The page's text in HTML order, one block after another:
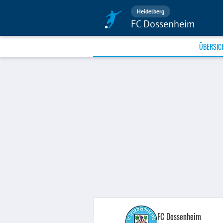
Heidelberg
FC Dossenheim
FC Dossenheim